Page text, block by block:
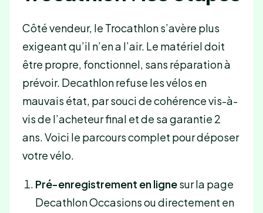
Côté vendeur, le Trocathlon s’avère plus
exigeant qu’il n’en a l’air. Le matériel doit
être propre, fonctionnel, sans réparation à
prévoir. Decathlon refuse les vélos en
mauvais état, par souci de cohérence vis-à-
vis de l’acheteur final et de sa garantie 2
ans. Voici le parcours complet pour déposer
votre vélo.
Pré-enregistrement en lignesur la page
Decathlon Occasions ou directement en